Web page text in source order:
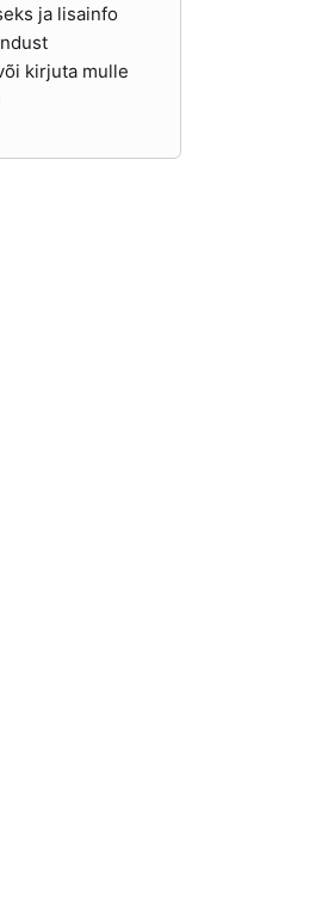
ja lisainfo
kirjuta mulle